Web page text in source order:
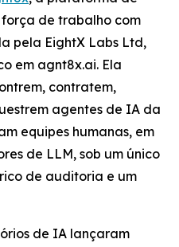
de trabalho com
pela EightX Labs Ltd,
em agnt8x.ai. Ela
contratem,
agentes de IA da
equipes humanas, em
de LLM, sob um único
de auditoria e um
de IA lançaram